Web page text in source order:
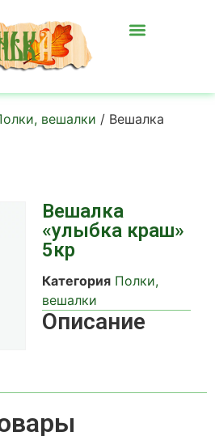
вешалки / Вешалка
Вешалка
«улыбка краш»
5кр
Категория Полки,
вешалки
Описание